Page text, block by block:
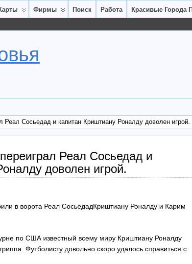
Фирмы Поиск Работа Красивые Города
Сосьедад и капитан Криштиану Роналду доволен игрой.
Реал Сосьедад и
доволен игрой.
Криштиану Роналду и Карим
по США известный всему миру Криштиану Роналду
Футболисту довольно скоро удалось справиться с